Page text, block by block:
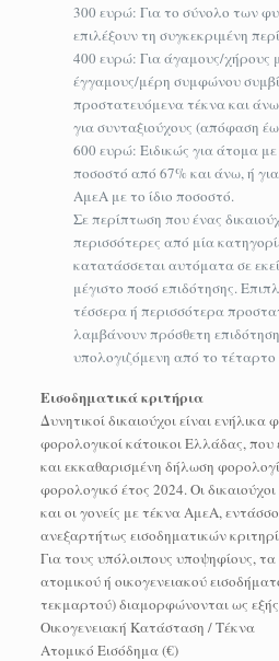
300 ευρώ: Για το σύνολο των
επιλέξουν τη συγκεκριμένη
400 ευρώ: Για άγαμους/χήρους
έγγαμους/μέρη συμφώνου
προστατευόμενα τέκνα και
για συνταξιούχους (απόφαση
600 ευρώ: Ειδικώς για άτομα
ποσοστό από 67% και άνω, ή
ΑμεΑ με το ίδιο ποσοστό.
Σε περίπτωση που ένας
περισσότερες από μία
κατατάσσεται αυτόματα σε
μέγιστο ποσό επιδότησης.
τέσσερα ή περισσότερα
λαμβάνουν πρόσθετη
υπολογιζόμενη από το
Εισοδηματικά κριτήρια
Δυνητικοί δικαιούχοι είναι
φορολογικοί κάτοικοι Ελλάδας, που
και εκκαθαρισμένη δήλωση
φορολογικό έτος 2024. Οι
και οι γονείς με τέκνα ΑμεΑ,
ανεξαρτήτως εισοδηματικών
Για τους υπόλοιπους υποψηφίους, τα
ατομικού ή οικογενειακού
τεκμαρτού) διαμορφώνονται ως
Οικογενειακή Κατάσταση / Τέκνα
Ατομικό Εισόδημα (€)